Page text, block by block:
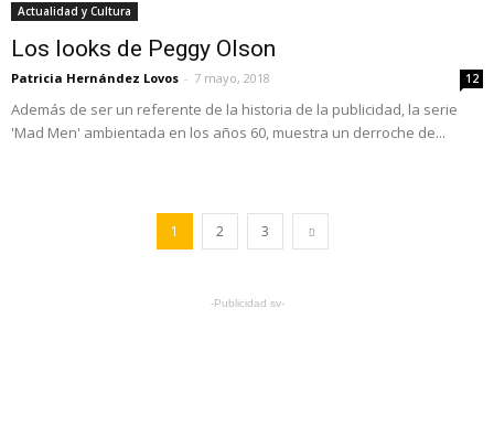
Actualidad y Cultura
Los looks de Peggy Olson
Patricia Hernández Lovos - 7 mayo, 2018 12
Además de ser un referente de la historia de la publicidad, la serie
'Mad Men' ambientada en los años 60, muestra un derroche de...
1 2 3
-Publicidad sv-